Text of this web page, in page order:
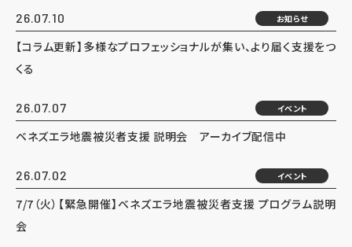
26.07.10 お知らせ
【コラム更新】多様なプロフェッショナルが集い、より届く支援をつ
くる
26.07.07 イベント
ベネズエラ地震被災者支援 説明会 アーカイブ配信中
26.07.02 イベント
7/7（火）【緊急開催】ベネズエラ地震被災者支援 プログラム説明
会